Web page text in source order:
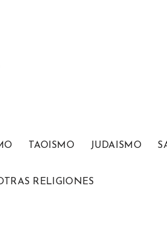
TAOISMO JUDAISMO
RELIGIONES